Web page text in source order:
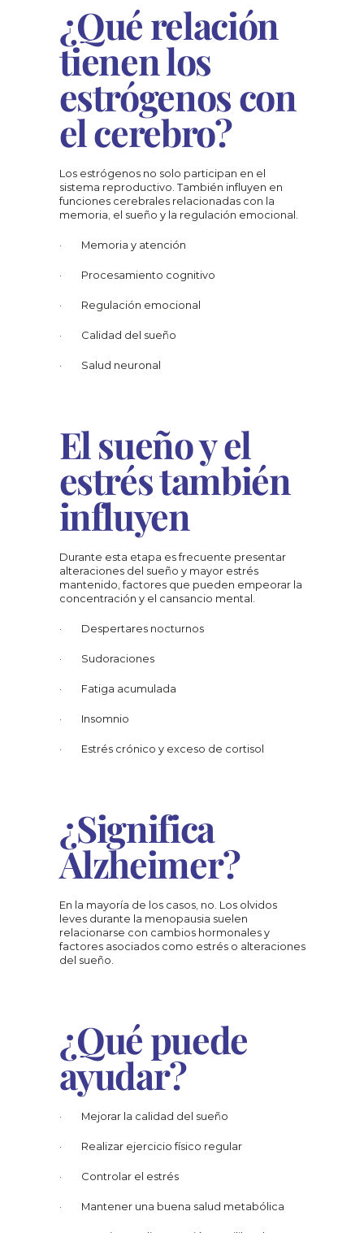
¿Qué relación
tienen los
estrógenos con
el cerebro?
Los estrógenos no solo participan en el
sistema reproductivo. También influyen en
funciones cerebrales relacionadas con la
memoria, el sueño y la regulación emocional.
·        Memoria y atención
·        Procesamiento cognitivo
·        Regulación emocional
·        Calidad del sueño
·        Salud neuronal
El sueño y el
estrés también
influyen
Durante esta etapa es frecuente presentar
alteraciones del sueño y mayor estrés
mantenido, factores que pueden empeorar la
concentración y el cansancio mental.
·        Despertares nocturnos
·        Sudoraciones
·        Fatiga acumulada
·        Insomnio
·        Estrés crónico y exceso de cortisol
¿Significa
Alzheimer?
En la mayoría de los casos, no. Los olvidos
leves durante la menopausia suelen
relacionarse con cambios hormonales y
factores asociados como estrés o alteraciones
del sueño.
¿Qué puede
ayudar?
·        Mejorar la calidad del sueño
·        Realizar ejercicio físico regular
·        Controlar el estrés
·        Mantener una buena salud metabólica